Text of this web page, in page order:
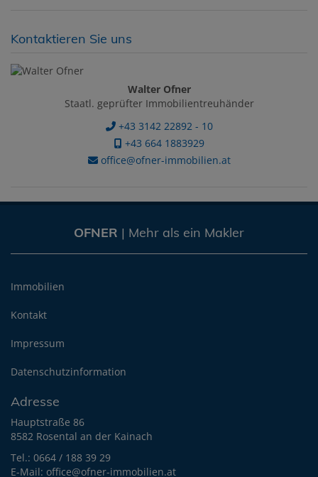
Kontaktieren Sie uns
Walter Ofner
Staatl. geprüfter Immobilientreuhänder
+43 3142 22892 - 10
+43 664 1883929
office@ofner-immobilien.at
OFNER | Mehr als ein Makler
Immobilien
Kontakt
Impressum
Datenschutzinformation
Adresse
Hauptstraße 86
8582 Rosental an der Kainach
Tel.: 0664 / 188 39 29
E-Mail: office@ofner-immobilien.at